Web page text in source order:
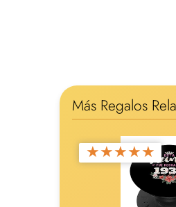
Más Regalos
★★★★★